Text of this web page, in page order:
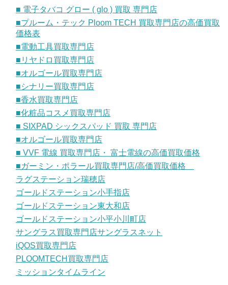
■ 電子タバコ グロー ( glo ) 買取 専門店
■プルーム・テック Ploom TECH 買取専門店の高価買取
価格表
■電動工具買取専門店
■リヤドロ買取専門店
■オルゴール買取専門店
■シナリー買取専門店
■香水買取専門店
■化粧品コスメ買取専門店
■ SIXPAD シックスパッド 買取 専門店
■オルゴール買取専門店
■ VVF 電線 買取専門店・ 富士電線の高価買取価格
■ガーミン・ポラール買取専門店/高価買取価格
ラグステーション瑞穂店
ゴールドステーション小手指店
ゴールドステーション東大和店
ゴールドステーション小平小川町店
サングラス買取専門店サングラスネット
iQOS買取専門店
PLOOMTECH買取専門店
ミッションタイムライン